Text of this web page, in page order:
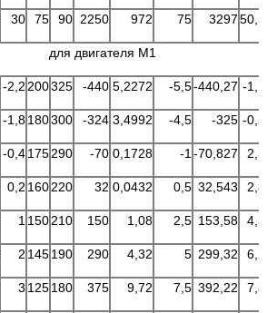
30 75 90 2250 972 75 329750,56
для двигателя М1
-2,2 200325 -440 5,2272 -5,5-440,27 -1,10
-1,8180300 -324 3,4992 -4,5 -325 -0,25
-0,4175290 -70 0,1728 -1 -70,827 2,33
0,2 160220 32 0,0432 0,5 32,543 2,84
1 150210 150 1,08 2,5 153,58 4,34
2 145190 290 4,32 5 299,32 6,23
3 125180 375 9,72 7,5 392,22 7,81